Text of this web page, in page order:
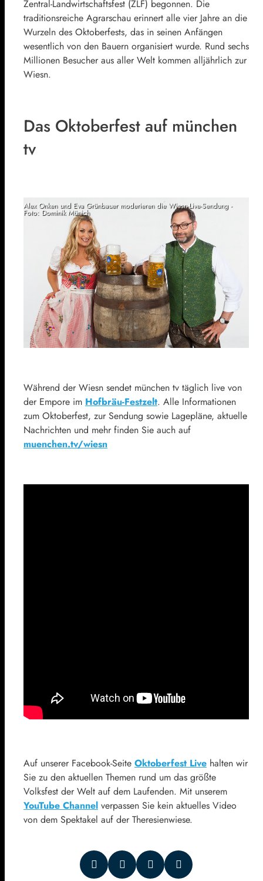
Zentral-Landwirtschaftsfest (ZLF) begonnen. Die
traditionsreiche Agrarschau erinnert alle vier Jahre an die
Wurzeln des Oktoberfests, das in seinen Anfängen
wesentlich von den Bauern organisiert wurde. Rund sechs
Millionen Besucher aus aller Welt kommen alljährlich zur
Wiesn.
Das Oktoberfest auf münchen
tv
Alex Onken und Eva Grünbauer moderieren die Wiesn-Live-Sendung -
Foto: Dominik Münich
Während der Wiesn sendet münchen tv täglich live von
der Empore im Hofbräu-Festzelt. Alle Informationen
zum Oktoberfest, zur Sendung sowie Lagepläne, aktuelle
Nachrichten und mehr finden Sie auch auf
muenchen.tv/wiesn
Auf unserer Facebook-Seite Oktoberfest Live halten wir
Sie zu den aktuellen Themen rund um das größte
Volksfest der Welt auf dem Laufenden. Mit unserem
YouTube Channel verpassen Sie kein aktuelles Video
von dem Spektakel auf der Theresienwiese.